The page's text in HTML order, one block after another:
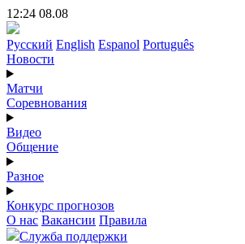
12:24 08.08
Русский English Espanol Português
Новости
Матчи
Соревнования
Видео
Общение
Разное
Конкурс прогнозов
О нас Вакансии Правила
Служба поддержки